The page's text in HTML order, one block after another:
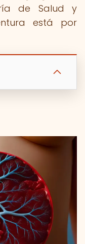
de Salud y
está por